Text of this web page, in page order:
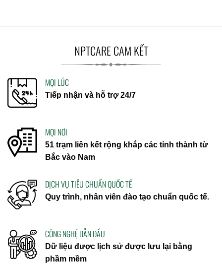
NPTCARE CAM KẾT
MỌI LÚC
Tiếp nhận và hỗ trợ 24/7
MỌI NƠI
51 trạm liên kết rộng khắp các tỉnh thành từ
Bắc vào Nam
DỊCH VỤ TIÊU CHUẨN QUỐC TẾ
Quy trình, nhân viên đào tạo chuẩn quốc tế.
CÔNG NGHỆ DẪN ĐẦU
Dữ liệu được lịch sử được lưu lại bằng
phầm mềm